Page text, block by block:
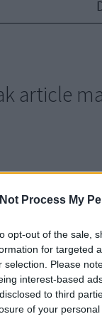
Process My
opt-out of the sale,
for targeted
selection. Please
interest-based
to third
of your
article
times have you
getting traffic to